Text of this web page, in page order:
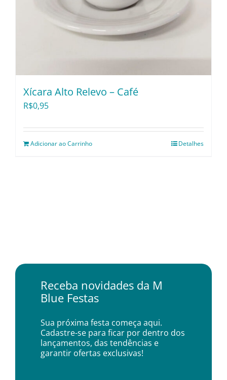
Xícara Alto Relevo – Café
R$0,95
Adicionar ao Carrinho Detalhes
Receba novidades da M
Blue Festas
Sua próxima festa começa aqui.
Cadastre-se para ficar por dentro dos
lançamentos, das tendências e
garantir ofertas exclusivas!